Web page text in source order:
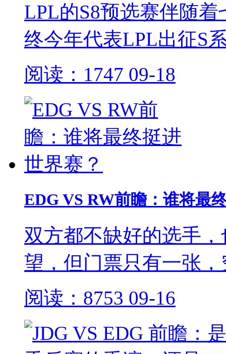
LPL的S8预选赛伴随
终今年代表LPL出征S
阅读：1747 09-18
EDG VS RW前瞻：谁将最
双方都不缺好的选手
望，但门票只有一张
阅读：8753 09-16